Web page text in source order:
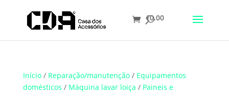
Translate
€0.00
Início/ Reparação/manutenção/ Equipamentos
domésticos / Máquina lavar loiça / Paineis e